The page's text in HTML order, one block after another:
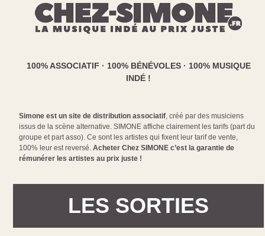
100% ASSOCIATIF · 100% BÉNÉVOLES · 100% MUSIQUE
INDÉ !
Simone est un site de distribution associatif, créé par des musiciens
issus de la scène alternative. SIMONE affiche clairement les tarifs (part du
groupe et part asso). Ce sont les artistes qui fixent leur tarif de vente,
100% leur est reversé. Acheter Chez SIMONE c’est la garantie de
rémunérer les artistes au prix juste !
LES SORTIES